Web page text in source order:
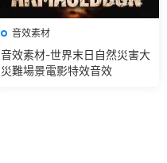
音效素材
音效素材-世界末日自然災害大
災難場景電影特效音效